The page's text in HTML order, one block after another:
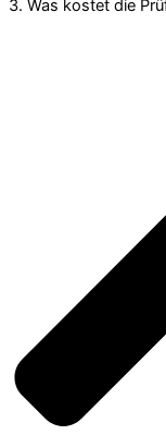
3. Was kostet die